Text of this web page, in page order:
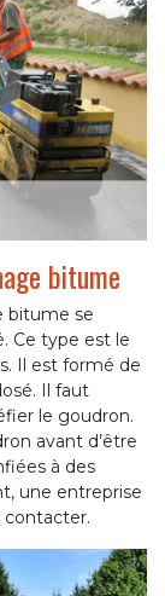
bitume
bitume se
Ce type est le
Il est formé de
Il faut
le goudron.
avant d’être
à des
une entreprise
contacter.